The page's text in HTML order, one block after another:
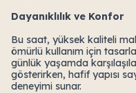
Dayanıklılık ve Konfor
Bu saat, yüksek kaliteli
ömürlü kullanım için
günlük yaşamda
gösterirken, hafif yapısı
deneyimi sunar.